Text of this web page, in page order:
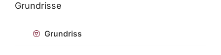
Grundrisse
Grundriss